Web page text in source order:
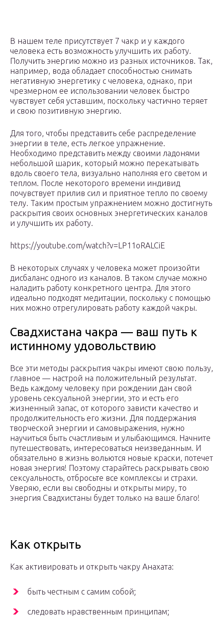
В нашем теле присутствует 7 чакр и у каждого
человека есть возможность улучшить их работу.
Получить энергию можно из разных источников. Так,
например, вода обладает способностью снимать
негативную энергетику с человека, однако, при
чрезмерном ее использовании человек быстро
чувствует себя уставшим, поскольку частично теряет
и свою позитивную энергию.
Для того, чтобы представить себе распределение
энергии в теле, есть легкое упражнение.
Необходимо представить между своими ладонями
небольшой шарик, который можно перекатывать
вдоль своего тела, визуально наполняя его светом и
теплом. После некоторого времени индивид
почувствует прилив сил и приятное тепло по своему
телу. Таким простым упражнением можно достигнуть
раскрытия своих основных энергетических каналов
и улучшить их работу.
https://youtube.com/watch?v=LP11oRALCiE
В некоторых случаях у человека может произойти
дисбаланс одного из каналов. В таком случае можно
наладить работу конкретного центра. Для этого
идеально подходят медитации, поскольку с помощью
них можно отрегулировать работу каждой чакры.
Свадхистана чакра — ваш путь к
истинному удовольствию
Все эти методы раскрытия чакры имеют свою пользу,
главное — настрой на положительный результат.
Ведь каждому человеку при рождении дан свой
уровень сексуальной энергии, это и есть его
жизненный запас, от которого зависти качество и
продолжительность его жизни. Для поддержания
творческой энергии и самовыражения, нужно
научиться быть счастливым и улыбающимся. Начните
путешествовать, интересоваться неизведанным. И
обязательно в жизнь вольются новые краски, потечет
новая энергия! Поэтому старайтесь раскрывать свою
сексуальность, отбросьте все комплексы и страхи.
Уверяю, если вы свободны и открыты миру, то
энергия Свадхистаны будет только на ваше благо!
Как открыть
Как активировать и открыть чакру Анахата:
быть честным с самим собой;
следовать нравственным принципам;